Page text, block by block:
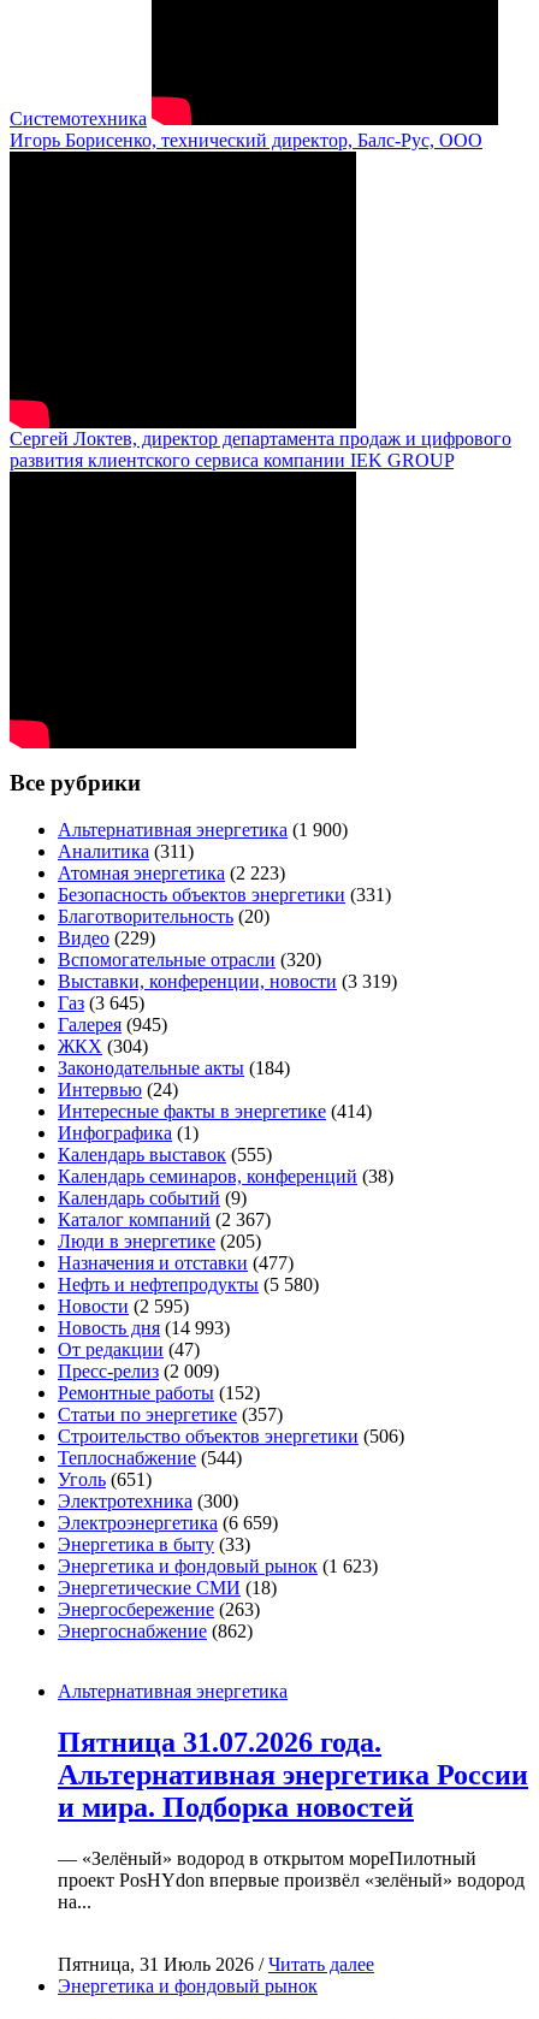
Системотехника
Игорь Борисенко, технический директор, Балс-Рус, ООО
Сергей Локтев, директор департамента продаж и цифрового
развития клиентского сервиса компании IEK GROUP
Все рубрики
Альтернативная энергетика (1 900)
Аналитика (311)
Атомная энергетика (2 223)
Безопасность объектов энергетики (331)
Благотворительность (20)
Видео (229)
Вспомогательные отрасли (320)
Выставки, конференции, новости (3 319)
Газ (3 645)
Галерея (945)
ЖКХ (304)
Законодательные акты (184)
Интервью (24)
Интересные факты в энергетике (414)
Инфографика (1)
Календарь выставок (555)
Календарь семинаров, конференций (38)
Календарь событий (9)
Каталог компаний (2 367)
Люди в энергетике (205)
Назначения и отставки (477)
Нефть и нефтепродукты (5 580)
Новости (2 595)
Новость дня (14 993)
От редакции (47)
Пресс-релиз (2 009)
Ремонтные работы (152)
Статьи по энергетике (357)
Строительство объектов энергетики (506)
Теплоснабжение (544)
Уголь (651)
Электротехника (300)
Электроэнергетика (6 659)
Энергетика в быту (33)
Энергетика и фондовый рынок (1 623)
Энергетические СМИ (18)
Энергосбережение (263)
Энергоснабжение (862)
Альтернативная энергетика
Пятница 31.07.2026 года.
Альтернативная энергетика России
и мира. Подборка новостей
— «Зелёный» водород в открытом мореПилотный
проект PosHYdon впервые произвёл «зелёный» водород
на...
Пятница, 31 Июль 2026 /Читать далее
Энергетика и фондовый рынок